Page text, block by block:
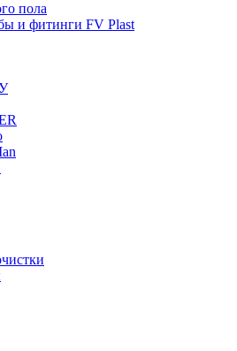
пола
и фитинги FV Plast